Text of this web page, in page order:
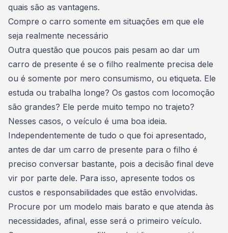
quais são as vantagens.
Compre o carro somente em situações em que ele
seja realmente necessário
Outra questão que poucos pais pesam ao dar um
carro de presente é se o filho realmente precisa dele
ou é somente por mero consumismo, ou etiqueta. Ele
estuda ou trabalha longe? Os gastos com locomoção
são grandes? Ele perde muito tempo no trajeto?
Nesses casos, o veículo é uma boa ideia.
Independentemente de tudo o que foi apresentado,
antes de dar um carro de presente para o filho é
preciso conversar bastante, pois a decisão final deve
vir por parte dele. Para isso, apresente todos os
custos e responsabilidades que estão envolvidas.
Procure por um modelo mais barato e que atenda às
necessidades, afinal, esse será o primeiro veículo.